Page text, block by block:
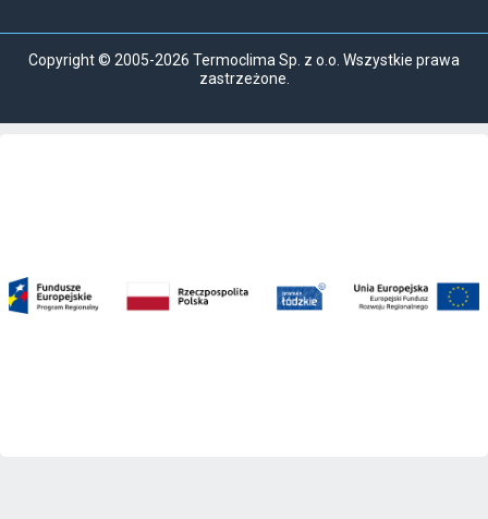
Copyright © 2005-2026 Termoclima Sp. z o.o. Wszystkie prawa
zastrzeżone.